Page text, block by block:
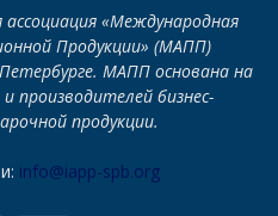
ассоциация «Международная
Продукции» (МАПП)
МАПП основана на
производителей бизнес-
продукции.
info@iapp-spb.org